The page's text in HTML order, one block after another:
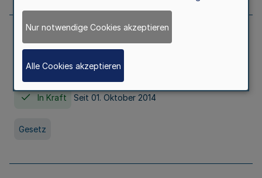
Gesetz über die Hochschulen des Landes
Nordrhein-Westfalen (Hochschulgesetz -
HG)
In Kraft Seit 01. Oktober 2014
Gesetz
Nur notwendige Cookies akzeptieren
Alle Cookies akzeptieren